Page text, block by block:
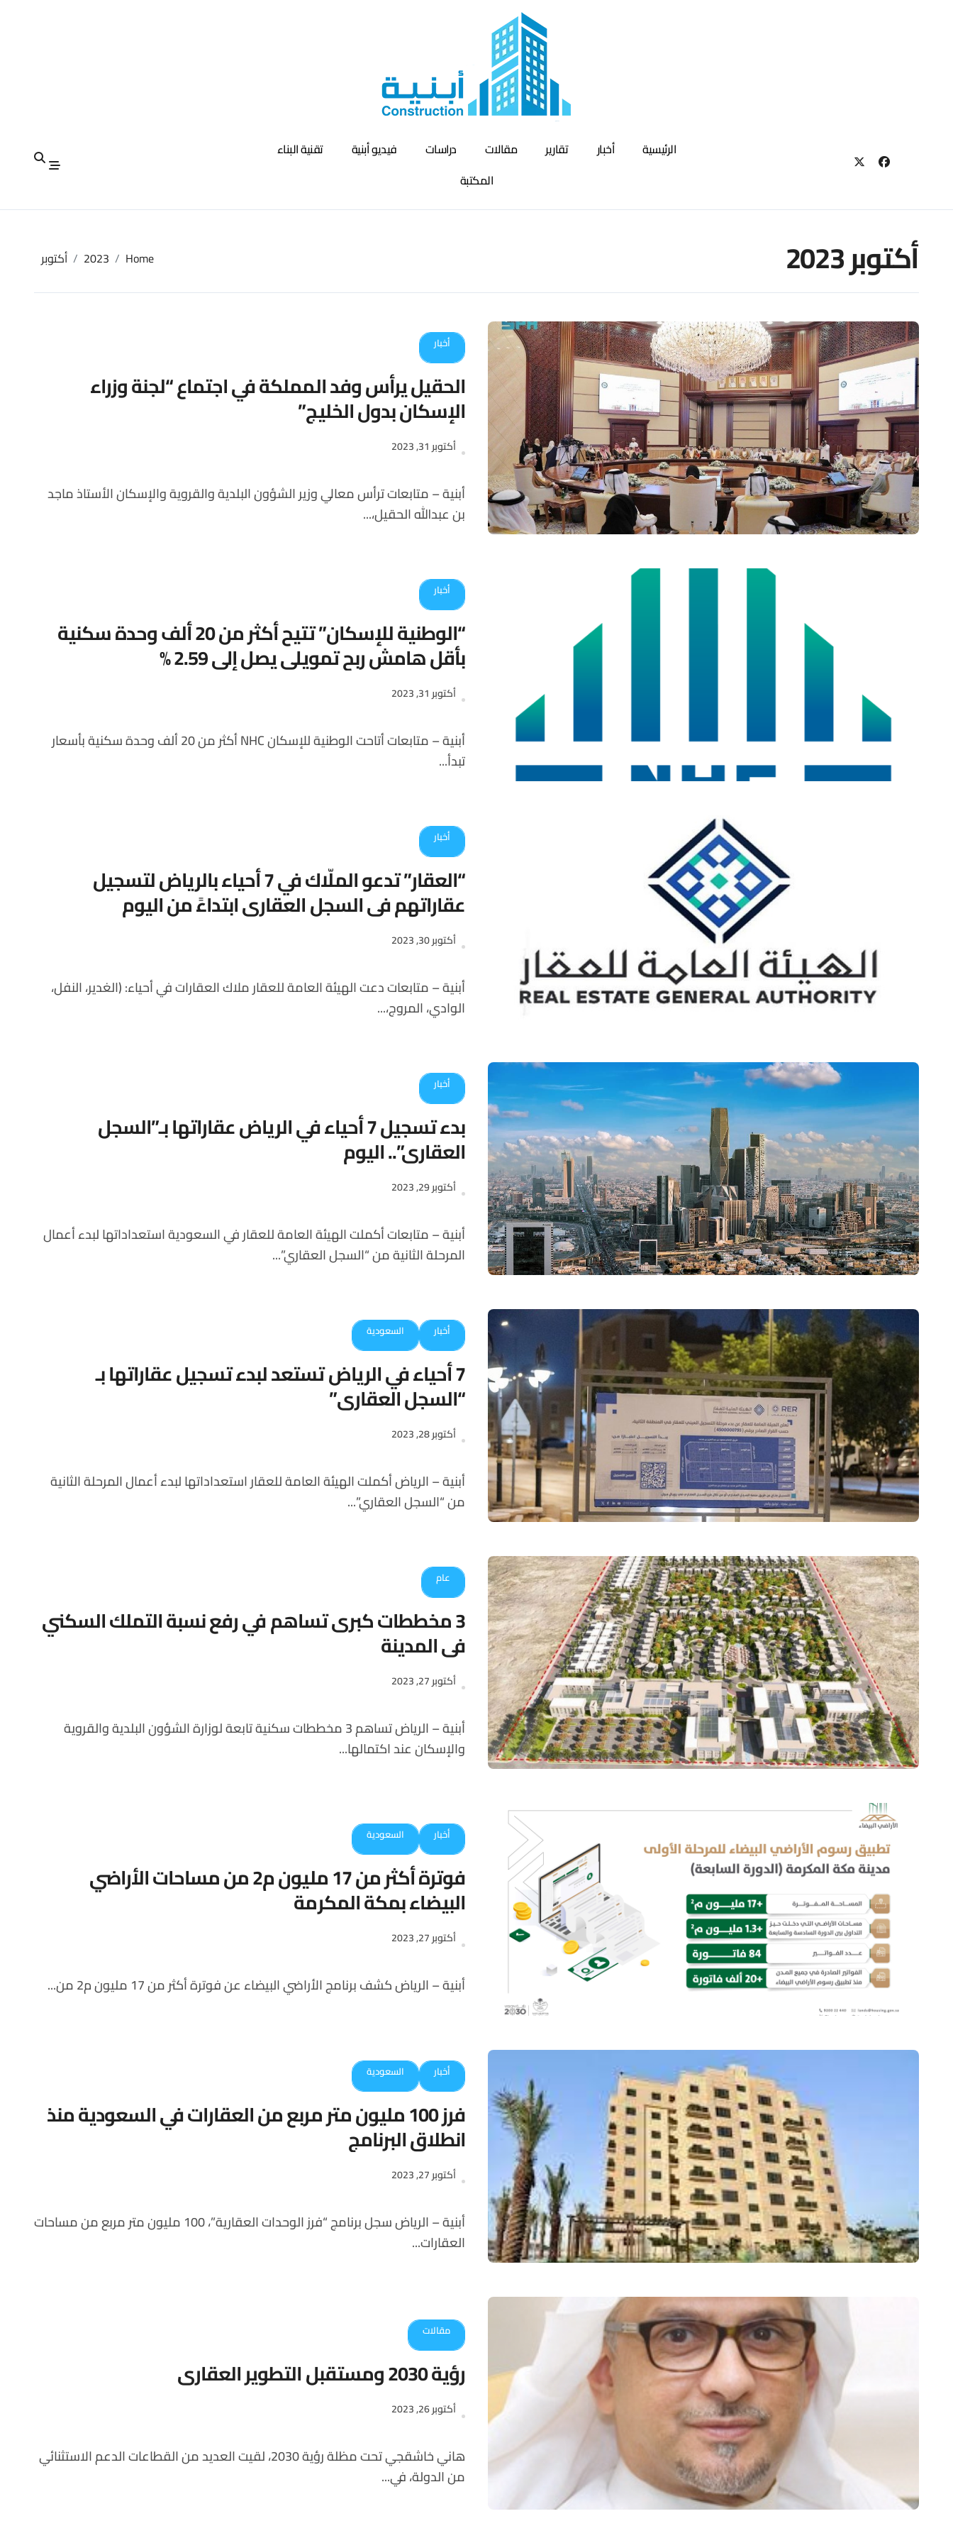
الرئيسية أخبار تقارير مقالات دراسات فيديو أبنية
تقنية البناء
المكتبة
أكتوبر 2023 Home
2023 أكتوبر
أخبار
الحقيل يرأس وفد المملكة في اجتماع “لجنة وزراء
الإسكان بدول الخليج”
أكتوبر 31, 2023
أبنية – متابعات ترأس معالي وزير الشؤون البلدية والقروية والإسكان الأستاذ ماجد
بن عبدالله الحقيل،...
أخبار
“الوطنية للإسكان” تتيح أكثر من 20 ألف وحدة سكنية
بأقل هامش ربح تمويلي يصل إلى 2.59 %
أكتوبر 31, 2023
أبنية – متابعات أتاحت الوطنية للإسكان NHC أكثر من 20 ألف وحدة سكنية بأسعار
تبدأ...
أخبار
“العقار” تدعو الملّاك في 7 أحياء بالرياض لتسجيل
عقاراتهم في السجل العقاري ابتداءً من اليوم
أكتوبر 30, 2023
أبنية – متابعات دعت الهيئة العامة للعقار ملاك العقارات في أحياء: (الغدير، النفل،
الوادي، المروج،...
أخبار
بدء تسجيل 7 أحياء في الرياض عقاراتها بـ”السجل
العقاري”.. اليوم
أكتوبر 29, 2023
أبنية – متابعات أكملت الهيئة العامة للعقار في السعودية استعداداتها لبدء أعمال
المرحلة الثانية من “السجل العقاري”...
أخبار السعودية
7 أحياء في الرياض تستعد لبدء تسجيل عقاراتها بـ
“السجل العقاري”
أكتوبر 28, 2023
أبنية – الرياض أكملت الهيئة العامة للعقار استعداداتها لبدء أعمال المرحلة الثانية
من “السجل العقاري”...
عام
3 مخططات كبرى تساهم في رفع نسبة التملك السكني
في المدينة
أكتوبر 27, 2023
أبنية – الرياض تساهم 3 مخططات سكنية تابعة لوزارة الشؤون البلدية والقروية
والإسكان عند اكتمالها...
أخبار السعودية
فوترة أكثر من 17 مليون م2 من مساحات الأراضي
البيضاء بمكة المكرمة
أكتوبر 27, 2023
أبنية – الرياض كشف برنامج الأراضي البيضاء عن فوترة أكثر من 17 مليون م2 من...
أخبار السعودية
فرز 100 مليون متر مربع من العقارات في السعودية منذ
انطلاق البرنامج
أكتوبر 27, 2023
أبنية – الرياض سجل برنامج “فرز الوحدات العقارية”، 100 مليون متر مربع من مساحات
العقارات...
مقالات
رؤية 2030 ومستقبل التطوير العقاري
أكتوبر 26, 2023
هاني خاشقجي تحت مظلة رؤية 2030، لقيت العديد من القطاعات الدعم الاستثنائي
من الدولة، في...